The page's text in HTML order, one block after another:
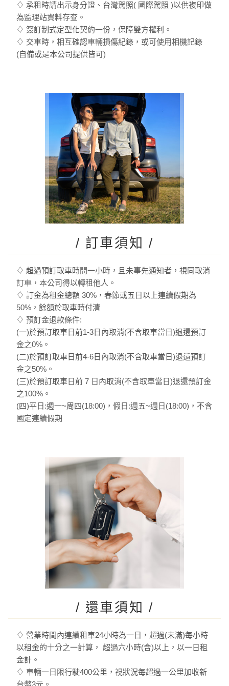
♢ 承租時請出示身分證、台灣駕照( 國際駕照 )以供複印做
為監理站資料存查。
♢ 簽訂制式定型化契約一份，保障雙方權利。
♢ 交車時，相互確認車輛損傷紀錄，或可使用相機記錄
(自備或是本公司提供皆可)
/ 訂車須知 /
♢ 超過預訂取車時間一小時，且未事先通知者，視同取消
訂車，本公司得以轉租他人。
♢ 訂金為租金總額 30%，春節或五日以上連續假期為
50%，餘額於取車時付清
♢ 預訂金退款條件:
(一)於預訂取車日前1-3日內取消(不含取車當日)退還預訂
金之0%。
(二)於預訂取車日前4-6日內取消(不含取車當日)退還預訂
金之50%。
(三)於預訂取車日前 7 日內取消(不含取車當日)退還預訂金
之100%。
(四)平日:週一~周四(18:00)，假日:週五~週日(18:00)，不含
國定連續假期
/ 還車須知 /
♢ 營業時間內連續租車24小時為一日，超過(未滿)每小時
以租金的十分之一計算， 超過六小時(含)以上，以一日租
金計。
♢ 車輛一日限行駛400公里，視狀況每超過一公里加收新
台幣3元。